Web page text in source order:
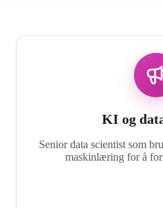
KI og
Senior data scientist som
maskinlæring for å